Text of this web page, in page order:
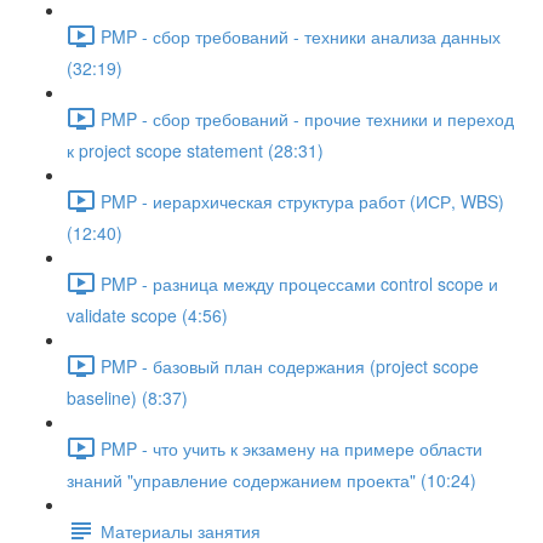
PMP - сбор требований - техники анализа данных
(32:19)
PMP - сбор требований - прочие техники и переход
к project scope statement (28:31)
PMP - иерархическая структура работ (ИСР, WBS)
(12:40)
PMP - разница между процессами control scope и
validate scope (4:56)
PMP - базовый план содержания (project scope
baseline) (8:37)
PMP - что учить к экзамену на примере области
знаний "управление содержанием проекта" (10:24)
Материалы занятия